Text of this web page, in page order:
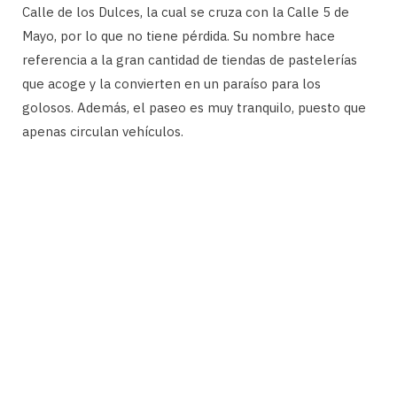
Calle de los Dulces, la cual se cruza con la Calle 5 de
Mayo, por lo que no tiene pérdida. Su nombre hace
referencia a la gran cantidad de tiendas de pastelerías
que acoge y la convierten en un paraíso para los
golosos. Además, el paseo es muy tranquilo, puesto que
apenas circulan vehículos.